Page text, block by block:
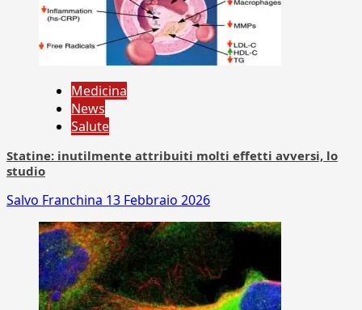
Medicina
News
Salute
Statine: inutilmente attribuiti molti effetti avversi, lo
studio
Salvo Franchina 13 Febbraio 2026